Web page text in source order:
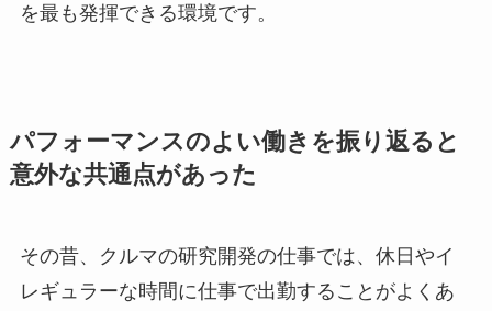
を最も発揮できる環境です。
パフォーマンスのよい働きを振り返ると
意外な共通点があった
その昔、クルマの研究開発の仕事では、休日やイ
レギュラーな時間に仕事で出勤することがよくあ